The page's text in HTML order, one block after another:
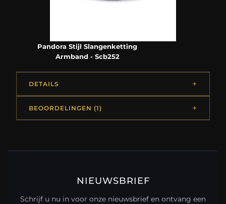
Pandora Stijl Slangenketting
Armband - Scb252
DETAILS
BEOORDELINGEN (1)
NIEUWSBRIEF
Schrijf u nu in voor onze nieuwsbrief en ontvang een